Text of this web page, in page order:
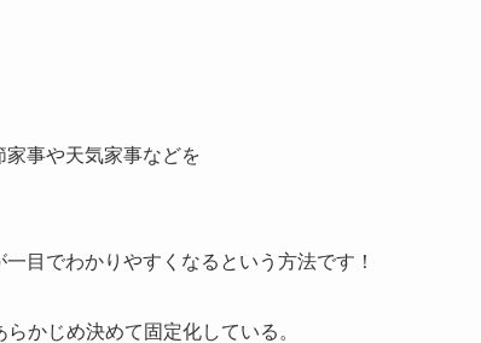
事や天気家事などを
目でわかりやすくなるという方法です！
かじめ決めて固定化している。